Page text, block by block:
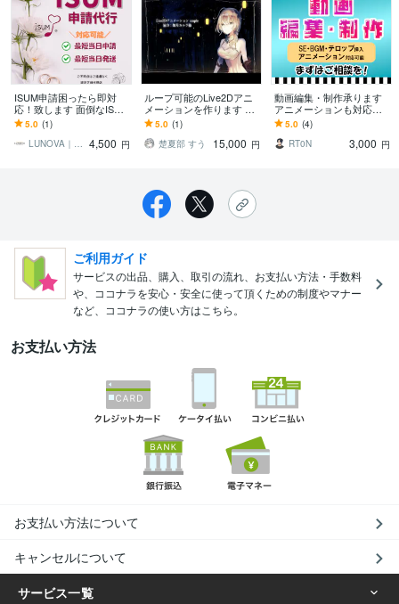
ISUM申請困ったら即対
応！致します 面倒なISUM
申請をプロが代行！
5.0 (1)
LUNOVA｜ウェディングムービー_ST 4,500 円
ループ可能のLive2Dアニ
メーションを作ります 一
枚絵が動いてループしま
す。配信のOPEDに使えま
す。
5.0 (1)
楚夏部 すう
15,000 円
動画編集・制作承ります
アニメーションも対応。Y
ouTube動画編集やWebCM
など
5.0 (4)
RT0N
3,000 円
ご利用ガイド
サービスの出品、購入、取引の流れ、お支払い方法・手数料
や、ココナラを安心・安全に使って頂くための制度やマナー
など、ココナラの使い方はこちら。
お支払い方法
お支払い方法について
キャンセルについて